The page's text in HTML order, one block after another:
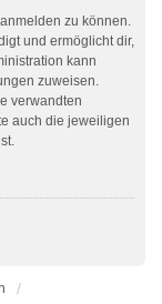
zu können.
und ermöglicht dir,
kann
zuweisen.
verwandten
auch die jeweiligen